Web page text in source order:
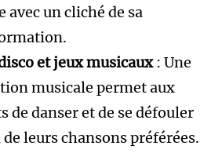
avec un cliché de sa
et jeux musicaux: Une
musicale permet aux
de danser et de se défouler
de leurs chansons préférées.